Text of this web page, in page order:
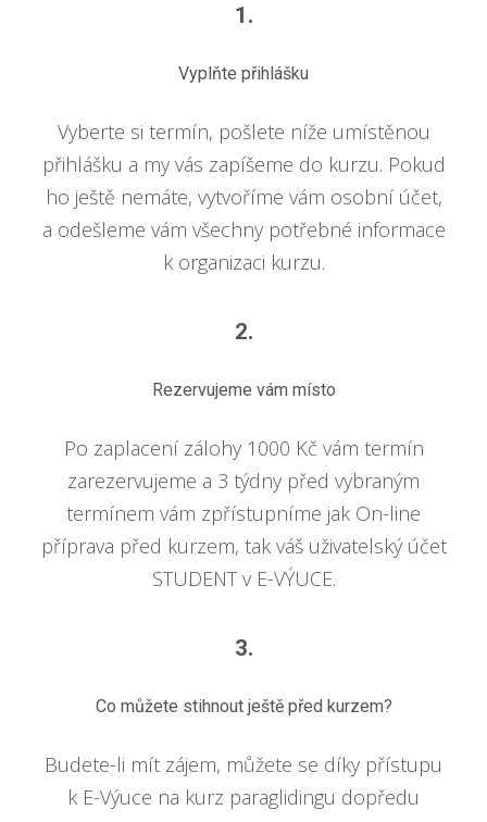
1.
Vyplňte přihlášku
Vyberte si termín, pošlete níže umístěnou
přihlášku a my vás zapíšeme do kurzu. Pokud
ho ještě nemáte, vytvoříme vám osobní účet,
a odešleme vám všechny potřebné informace
k organizaci kurzu.
2.
Rezervujeme vám místo
Po zaplacení zálohy 1000 Kč vám termín
zarezervujeme a 3 týdny před vybraným
termínem vám zpřístupníme jak On-line
příprava před kurzem, tak váš uživatelský účet
STUDENT v E-VÝUCE.
3.
Co můžete stihnout ještě před kurzem?
Budete-li mít zájem, můžete se díky přístupu
k E-Výuce na kurz paraglidingu dopředu